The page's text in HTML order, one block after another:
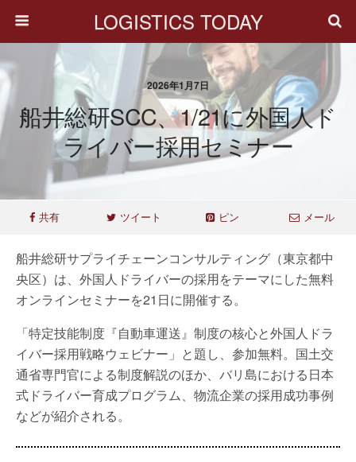
LOGISTICS TODAY
2026年1月7日
船井総研SCC、1/21に外国人ド
ライバー採用セミナー
共有 ツイート ピン メール
船井総研サプライチェーンコンサルティング（東京都中
央区）は、外国人ドライバーの採用をテーマにした無料
オンラインセミナーを21日に開催する。
「特定技能制度『自動車運送』制度の核心と外国人ドラ
イバー採用戦略ウェビナー」と題し、参加無料。国土交
通省専門官による制度解説のほか、バリ島における日本
式ドライバー育成プログラム、物流企業の採用成功事例
などが紹介される。